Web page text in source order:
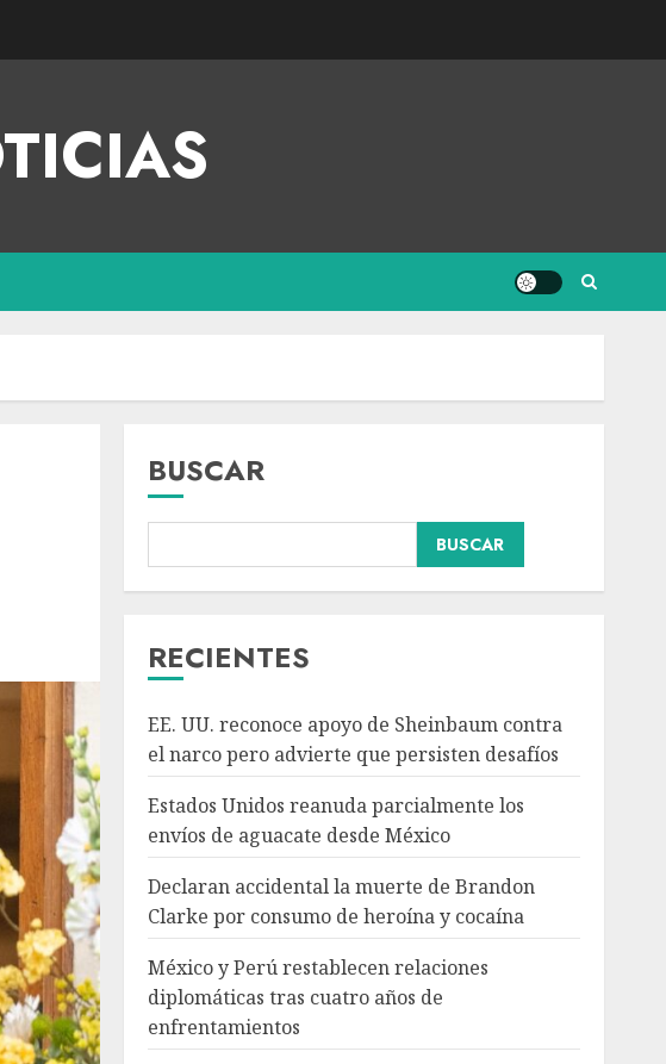
BUSCAR
BUSCAR
RECIENTES
EE. UU. reconoce apoyo de Sheinbaum contra
el narco pero advierte que persisten desafíos
Estados Unidos reanuda parcialmente los
envíos de aguacate desde México
Declaran accidental la muerte de Brandon
Clarke por consumo de heroína y cocaína
México y Perú restablecen relaciones
diplomáticas tras cuatro años de
enfrentamientos
3
Declaran accidental la
4
México y Perú
restablecen relaciones
años de enfrentamientos
AGOSTO 8, 2026
5
Avances en reproducción
legal mexicano, señala
experto